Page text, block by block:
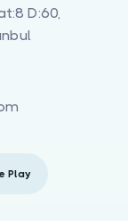
D:60,
Play